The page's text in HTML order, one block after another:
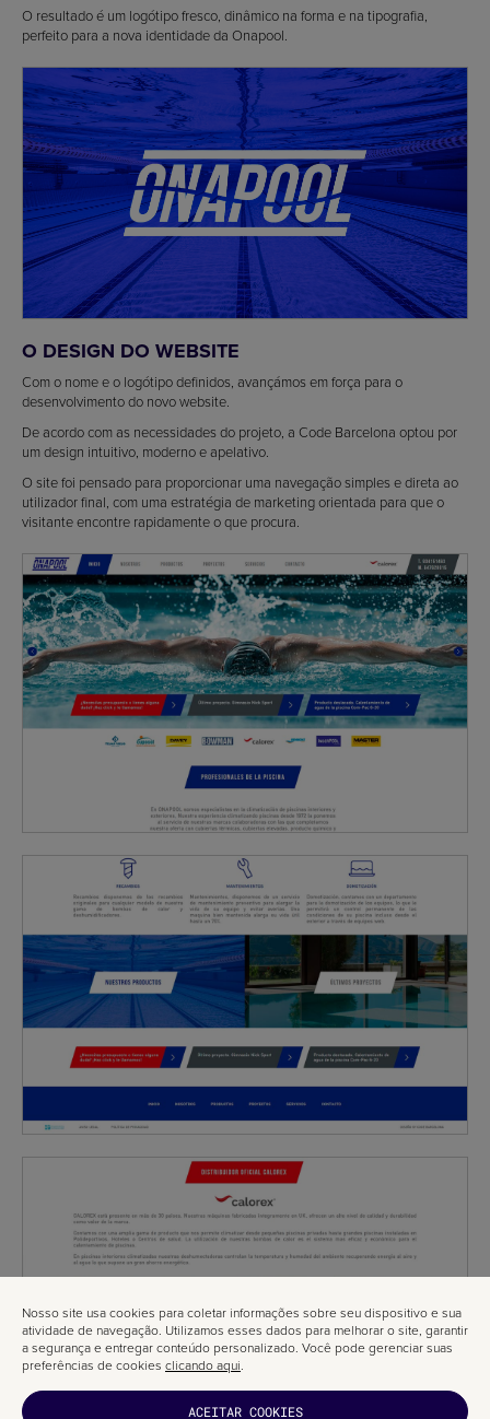
O resultado é um logótipo fresco, dinâmico na forma e na tipografia,
perfeito para a nova identidade da Onapool.
O DESIGN DO WEBSITE
Com o nome e o logótipo definidos, avançámos em força para o
desenvolvimento do novo website.
De acordo com as necessidades do projeto, a Code Barcelona optou por
um design intuitivo, moderno e apelativo.
O site foi pensado para proporcionar uma navegação simples e direta ao
utilizador final, com uma estratégia de marketing orientada para que o
visitante encontre rapidamente o que procura.
Nosso site usa cookies para coletar informações sobre seu dispositivo e sua
atividade de navegação. Utilizamos esses dados para melhorar o site, garantir
a segurança e entregar conteúdo personalizado. Você pode gerenciar suas
preferências de cookies clicando aqui.
ACEITAR COOKIES